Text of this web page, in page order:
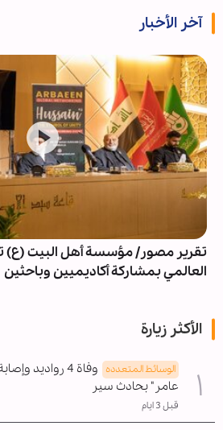
آخر الأخبار
تقرير مصور/ مؤسسة أهل البيت (ع)
العالمي بمشاركة أكاديميين وباحثين
الأكثر زيارة
الوسائط المتعدده
عامر" بحادث سير
قبل 3 ايام